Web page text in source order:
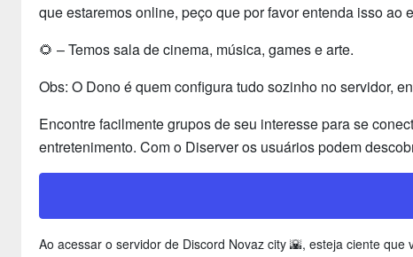
que estaremos online, peço que por favor entenda isso ao
🌻 – Temos sala de cinema, música, games e arte.
Obs: O Dono é quem configura tudo sozinho no servidor,
Encontre facilmente grupos de seu interesse para se
entretenimento. Com o Diserver os usuários podem
Ao acessar o servidor de Discord Novaz city 🌇, esteja ciente